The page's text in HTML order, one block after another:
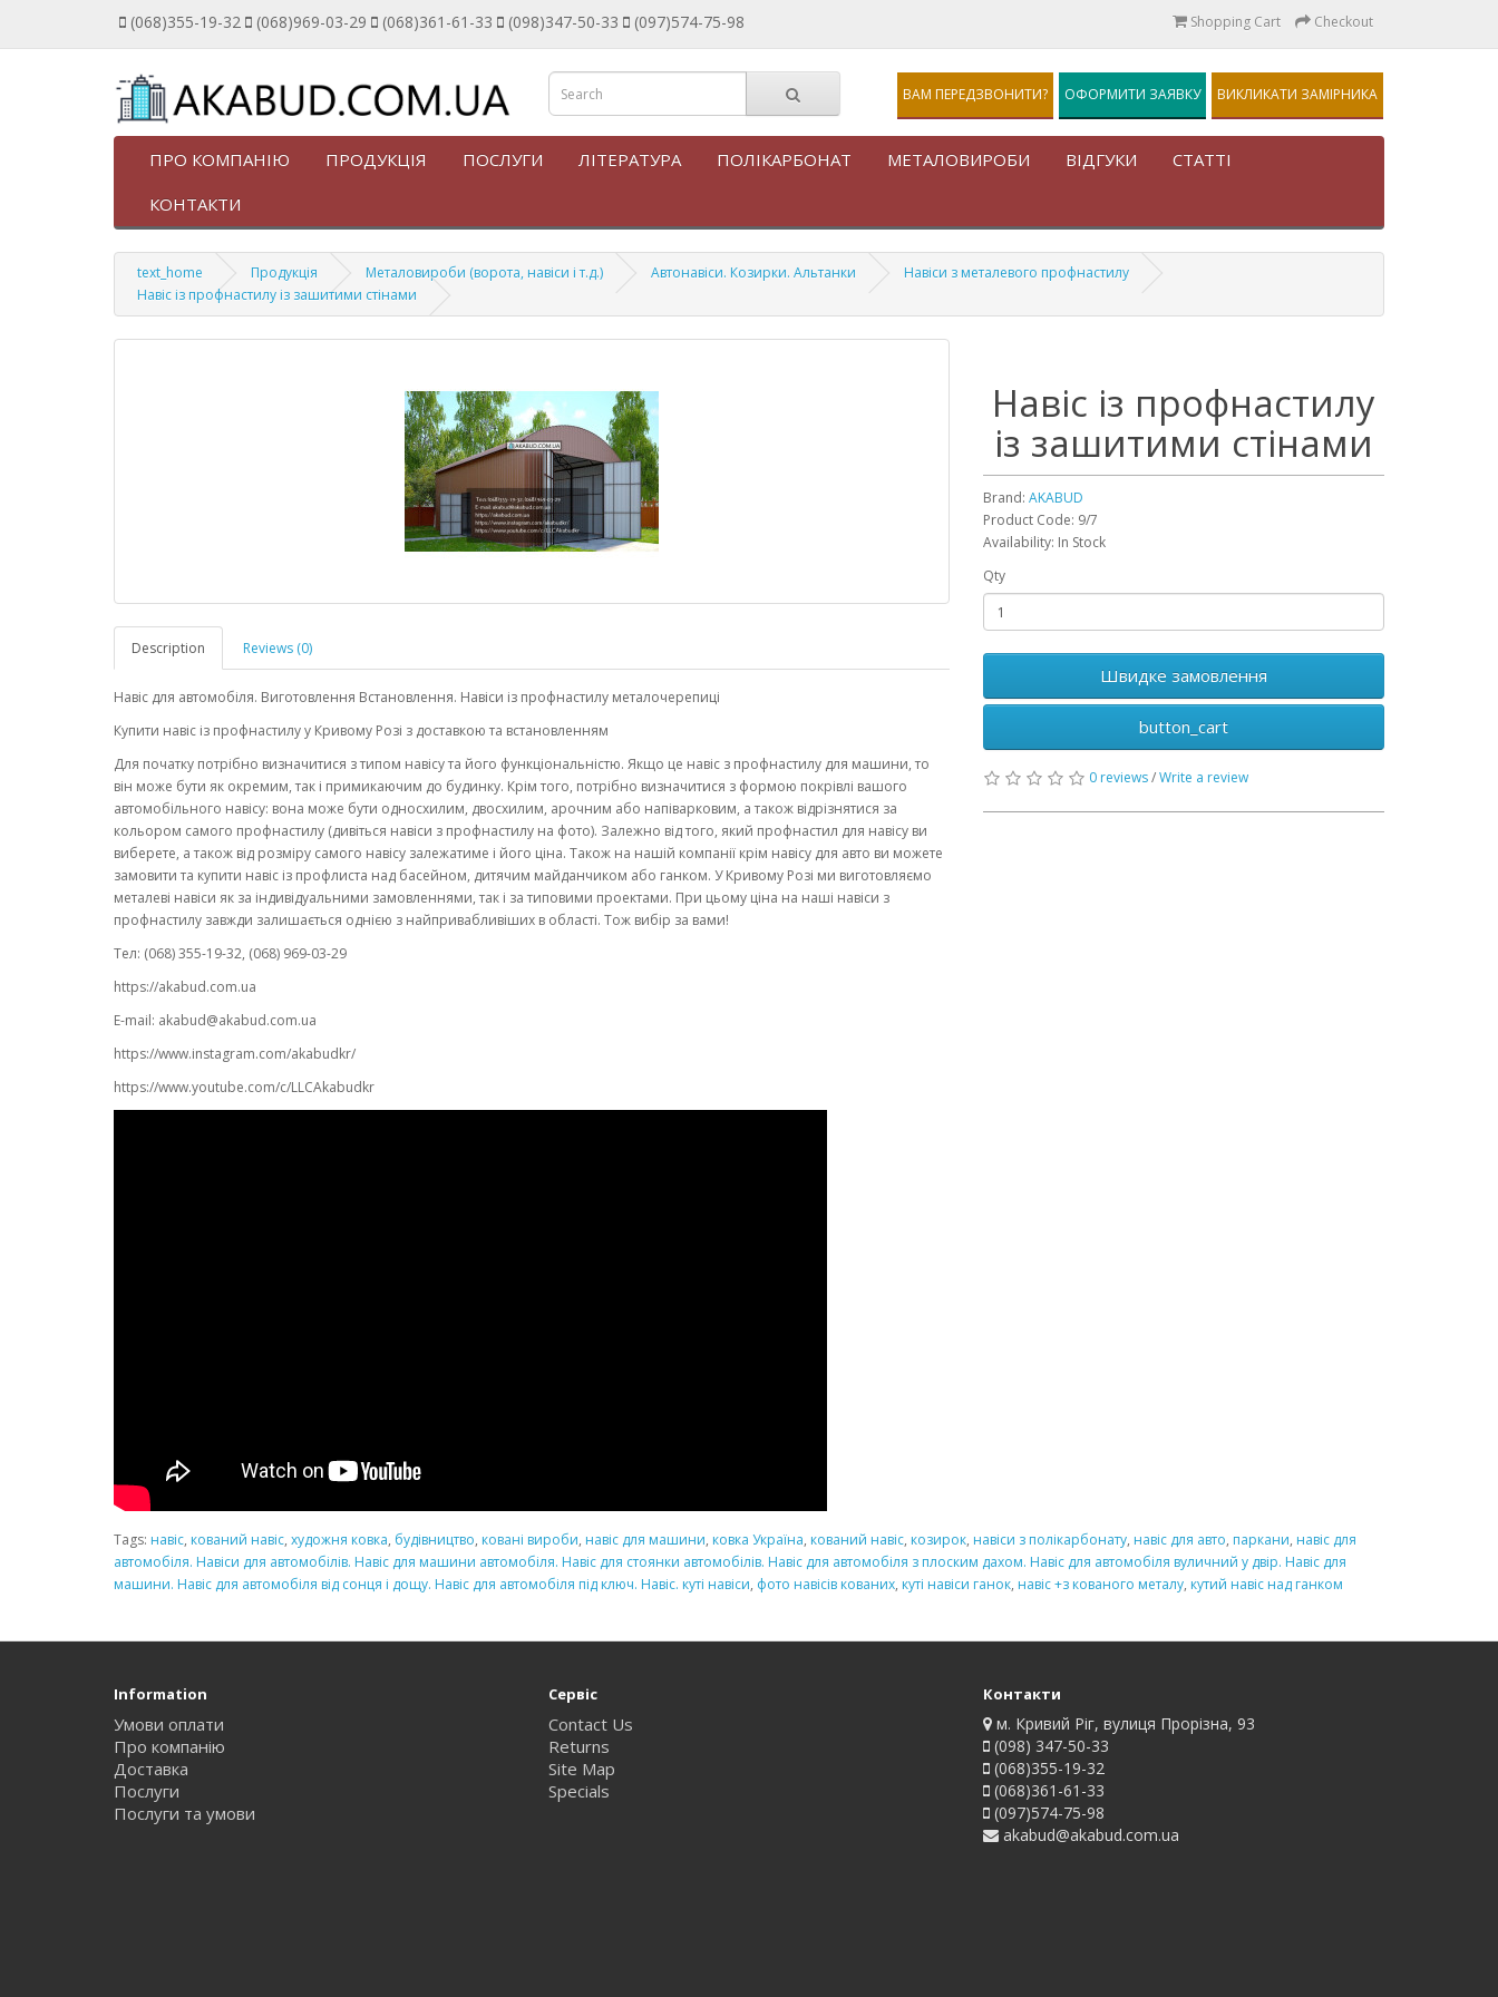
(068)355-19-32 (068)969-03-29 (068)361-61-33 (098)347-50-33 (097)574-75-98 Shopping Cart Checkout
ВАМ ПЕРЕДЗВОНИТИ? ОФОРМИТИ ЗАЯВКУ ВИКЛИКАТИ ЗАМІРНИКА
ПРО КОМПАНІЮ ПРОДУКЦІЯ ПОСЛУГИ ЛІТЕРАТУРА ПОЛІКАРБОНАТ МЕТАЛОВИРОБИ ВІДГУКИ
СТАТТІ
КОНТАКТИ
text_home Продукція Металовироби (ворота, навіси і т.д.) Автонавіси. Козирки. Альтанки
Навіси з металевого профнастилу
Навіс із профнастилу із зашитими стінами
Description Reviews (0)
Навіс для автомобіля. Виготовлення Встановлення. Навіси із профнастилу металочерепиці
Купити навіс із профнастилу у Кривому Розі з доставкою та встановленням
Для початку потрібно визначитися з типом навісу та його функціональністю. Якщо це навіс з профнастилу для машини, то
він може бути як окремим, так і примикаючим до будинку. Крім того, потрібно визначитися з формою покрівлі вашого
автомобільного навісу: вона може бути односхилим, двосхилим, арочним або напіварковим, а також відрізнятися за
кольором самого профнастилу (дивіться навіси з профнастилу на фото). Залежно від того, який профнастил для навісу ви
виберете, а також від розміру самого навісу залежатиме і його ціна. Також на нашій компанії крім навісу для авто ви можете
замовити та купити навіс із профлиста над басейном, дитячим майданчиком або ганком. У Кривому Розі ми виготовляємо
металеві навіси як за індивідуальними замовленнями, так і за типовими проектами. При цьому ціна на наші навіси з
профнастилу завжди залишається однією з найпривабливіших в області. Тож вибір за вами!
Тел: (068) 355-19-32, (068) 969-03-29
https://akabud.com.ua
E-mail: akabud@akabud.com.ua
https://www.instagram.com/akabudkr/
https://www.youtube.com/c/LLCAkabudkr
Навіс із профнастилу
із зашитими стінами
Brand: AKABUD
Product Code: 9/7
Availability: In Stock
Qty
Швидке замовлення
button_cart
0 reviews/Write a review
Tags: навіс, кований навіс, художня ковка, будівництво, ковані вироби, навіс для машини, ковка Україна, кований навіс, козирок, навіси з полікарбонату, навіс для авто, паркани, навіс для
автомобіля. Навіси для автомобілів. Навіс для машини автомобіля. Навіс для стоянки автомобілів. Навіс для автомобіля з плоским дахом. Навіс для автомобіля вуличний у двір. Навіс для
машини. Навіс для автомобіля від сонця і дощу. Навіс для автомобіля під ключ. Навіс. куті навіси, фото навісів кованих, куті навіси ганок, навіс +з кованого металу, кутий навіс над ганком
Information
Умови оплати
Про компанію
Доставка
Послуги
Послуги та умови
Сервіс
Contact Us
Returns
Site Map
Specials
Контакти
м. Кривий Ріг, вулиця Прорізна, 93
(098) 347-50-33
(068)355-19-32
(068)361-61-33
(097)574-75-98
akabud@akabud.com.ua